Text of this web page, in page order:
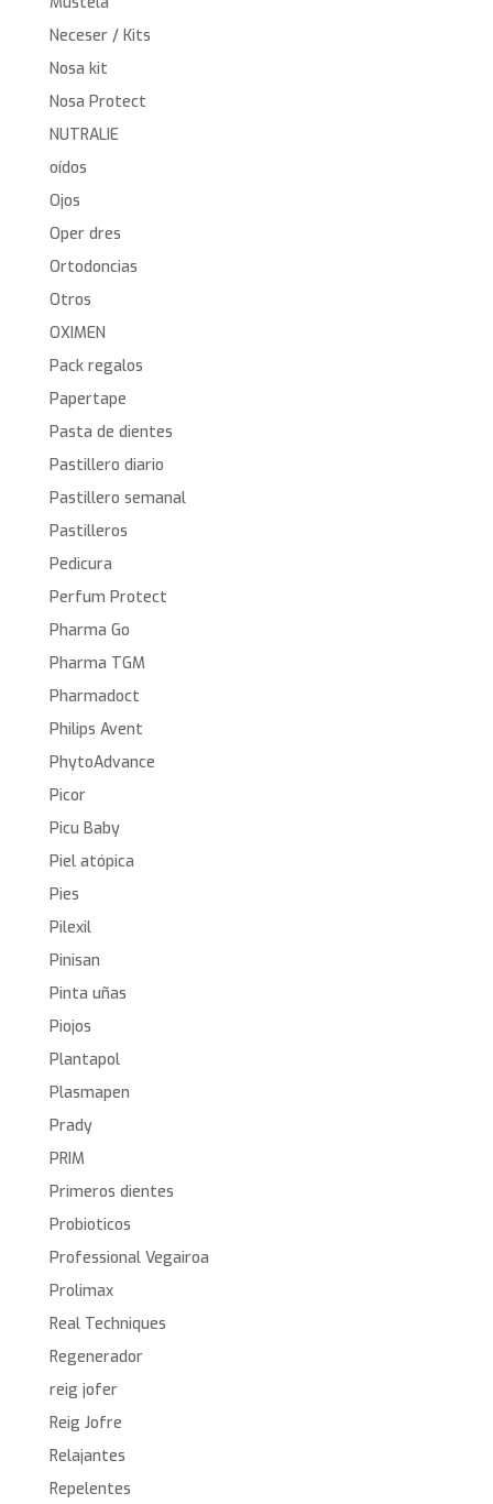
Neceser / Kits
Nosa kit
Nosa Protect
NUTRALIE
oídos
Ojos
Oper dres
Ortodoncias
Otros
OXIMEN
Pack regalos
Papertape
Pasta de dientes
Pastillero diario
Pastillero semanal
Pastilleros
Pedicura
Perfum Protect
Pharma Go
Pharma TGM
Pharmadoct
Philips Avent
PhytoAdvance
Picor
Picu Baby
Piel atópica
Pies
Pilexil
Pinisan
Pinta uñas
Piojos
Plantapol
Plasmapen
Prady
PRIM
Primeros dientes
Probioticos
Professional Vegairoa
Prolimax
Real Techniques
Regenerador
reig jofer
Reig Jofre
Relajantes
Repelentes